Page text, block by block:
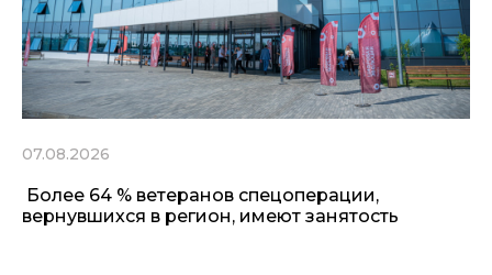
07.08.2026
Более 64 % ветеранов спецоперации,
вернувшихся в регион, имеют занятость